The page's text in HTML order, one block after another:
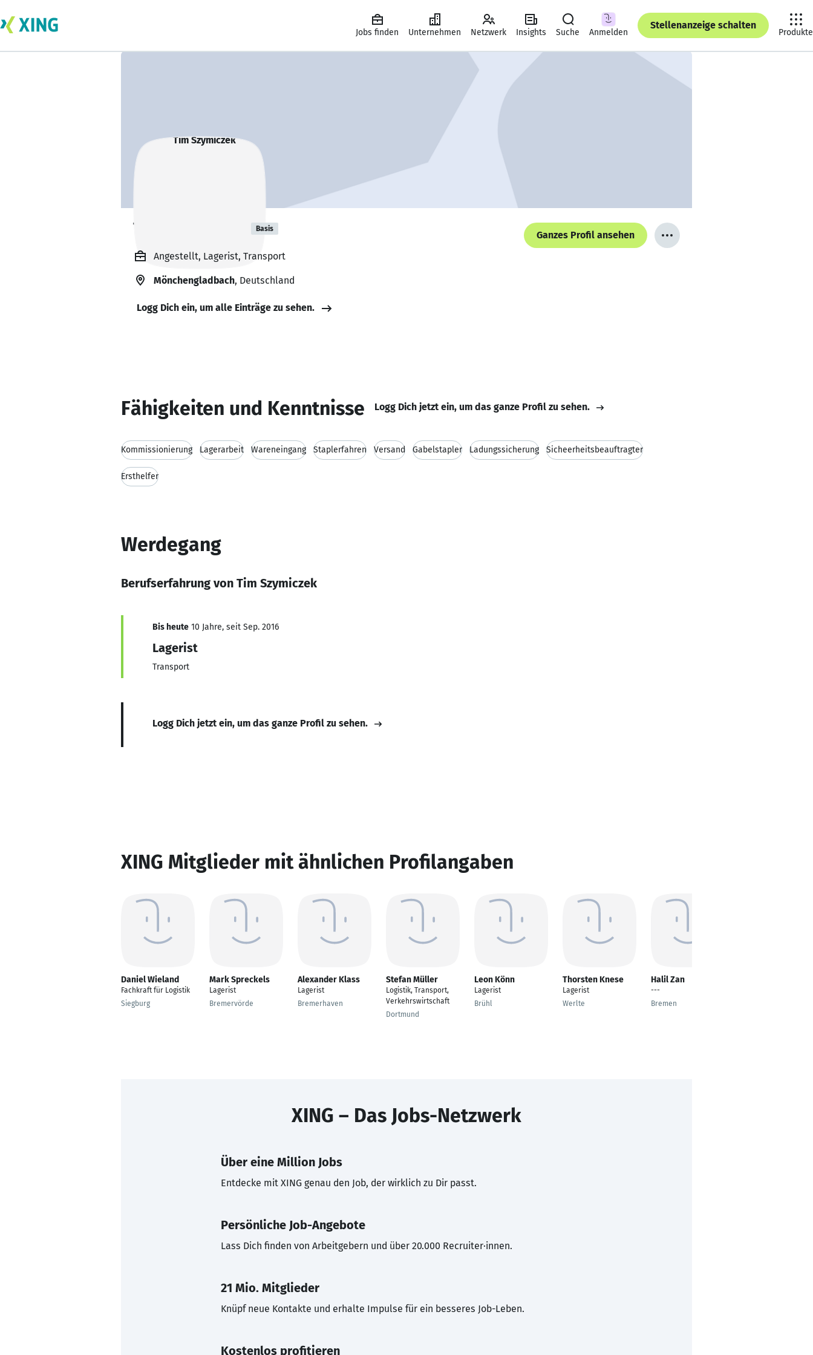
Jobs finden Unternehmen Netzwerk Insights Suche Anmelden
Stellenanzeige schalten
Produkte
Tim Szymiczek Basis
Ganzes Profil ansehen
Angestellt, Lagerist, Transport
Mönchengladbach, Deutschland
Logg Dich ein, um alle Einträge zu sehen.
Fähigkeiten und Kenntnisse Logg Dich jetzt ein, um das ganze Profil zu sehen.
Kommissionierung Lagerarbeit Wareneingang Staplerfahren Versand Gabelstapler Ladungssicherung Sicheerheitsbeauftragter
Ersthelfer
Werdegang
Berufserfahrung von Tim Szymiczek
Bis heute 10 Jahre, seit Sep. 2016
Lagerist
Transport
Logg Dich jetzt ein, um das ganze Profil zu sehen.
XING Mitglieder mit ähnlichen Profilangaben
Daniel Wieland
Fachkraft für Logistik
Siegburg
Mark Spreckels
Lagerist
Bremervörde
Alexander Klass
Lagerist
Bremerhaven
Stefan Müller
Logistik, Transport,
Verkehrswirtschaft
Dortmund
Leon Könn
Lagerist
Brühl
Thorsten Knese
Lagerist
Werlte
Halil Zan
---
Bremen
XING – Das Jobs-Netzwerk
Über eine Million Jobs
Entdecke mit XING genau den Job, der wirklich zu Dir passt.
Persönliche Job-Angebote
Lass Dich finden von Arbeitgebern und über 20.000 Recruiter·innen.
21 Mio. Mitglieder
Knüpf neue Kontakte und erhalte Impulse für ein besseres Job-Leben.
Kostenlos profitieren